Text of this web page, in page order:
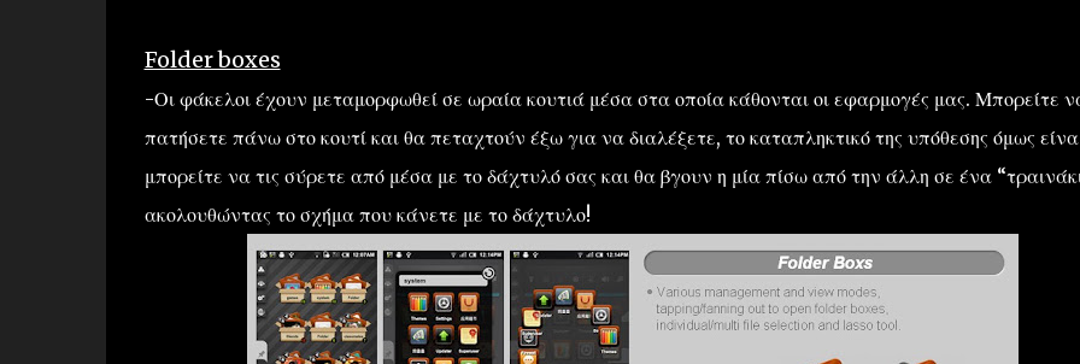
Folder boxes
-Οι φάκελοι έχουν μεταμορφωθεί σε ωραία κουτιά μέσα στα οποία κάθονται οι εφαρμογές μας. Μπορείτε
πατήσετε πάνω στο κουτί και θα πεταχτούν έξω για να διαλέξετε, το καταπληκτικό της υπόθεσης όμως
μπορείτε να τις σύρετε από μέσα με το δάχτυλό σας και θα βγουν η μία πίσω από την άλλη σε ένα
ακολουθώντας το σχήμα που κάνετε με το δάχτυλο!